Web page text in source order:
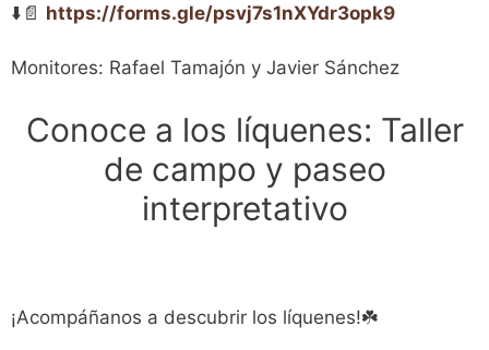
⬇️📄 https://forms.gle/psvj7s1nXYdr3opk9
Monitores: Rafael Tamajón y Javier Sánchez
Conoce a los líquenes: Taller
de campo y paseo
interpretativo
¡Acompáñanos a descubrir los líquenes!☘️